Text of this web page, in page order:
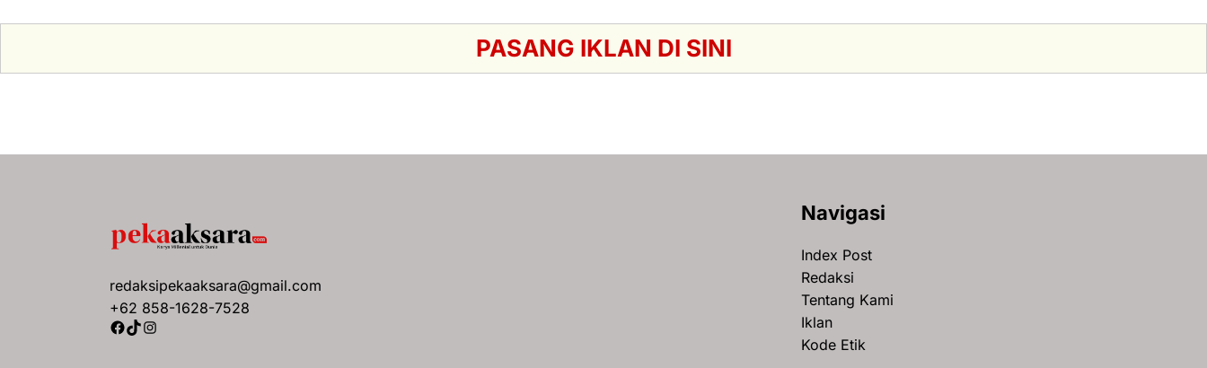
PASANG IKLAN DI SINI
redaksipekaaksara@gmail.com
+62 858-1628-7528
Facebook
TikTok
Instagram
Navigasi
Index Post
Redaksi
Tentang Kami
Iklan
Kode Etik